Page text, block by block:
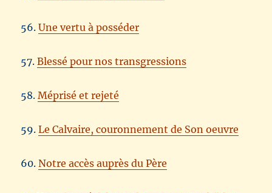
56.Une vertu à posséder
57.Blessé pour nos transgressions
58.Méprisé et rejeté
59.Le Calvaire, couronnement de Son oeuvre
60.Notre accès auprès du Père